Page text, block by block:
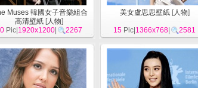
Muses 韓國女子音樂組合
高清壁紙[人物]
Pic| 1920x1200| 2267
美女盧思思壁紙[人物]
15 Pic| 1366x768 2581